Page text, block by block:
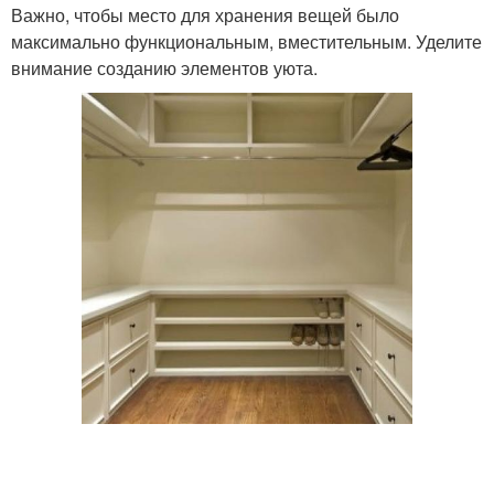
Важно, чтобы место для хранения вещей было
максимально функциональным, вместительным. Уделите
внимание созданию элементов уюта.